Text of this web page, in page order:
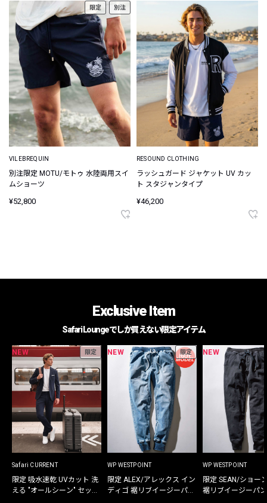
限定 別注
VILEBREQUIN
別注限定 MOTU/モトゥ 水陸両用スイ
ムショーツ
¥52,800
RESOUND CLOTHING
ラッシュガード ジャケット UV カッ
ト スタジャンタイプ
¥46,200
Exclusive Item
Safari Loungeでしか買えない限定アイテム
NEW 限定
Safari CURRENT
限定 吸水速乾 UVカット 洗
える "オールシーン" セット
NEW 限定
WP WESTPOINT
限定 ALEX/アレックス イン
ディゴ 裾リブイージーパン
NEW
WP WESTPOINT
限定 SEAN/ショー
裾リブイージーパ